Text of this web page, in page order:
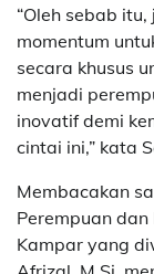
“Oleh sebab
momentum
secara khusus
menjadi
inovatif demi
cintai ini,” kata
Membacakan
Perempuan
Kampar yang